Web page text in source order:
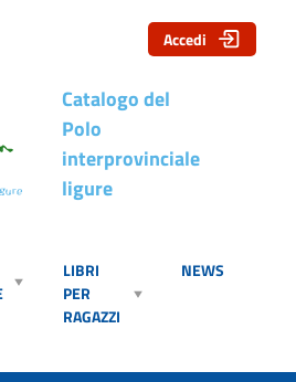
Catalogo del
Polo
interprovinciale
ligure
LIBRI
PER
RAGAZZI
NEWS
Accedi